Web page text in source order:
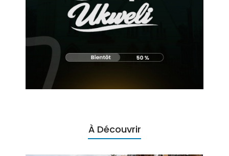
À Découvrir